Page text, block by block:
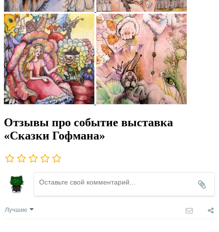
Отзывы про событие выставка
«Сказки Гофмана»
Лучшие